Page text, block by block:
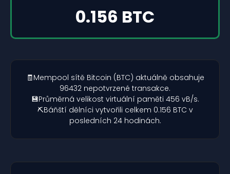
0.156 BTC
🧾Mempool sítě Bitcoin (BTC) aktuálně obsahuje
96432 nepotvrzené transakce.
💾Průměrná velikost virtuální paměti 456 vB/s.
⛏️Báňští dělníci vytvořili celkem 0.156 BTC v
posledních 24 hodinách.